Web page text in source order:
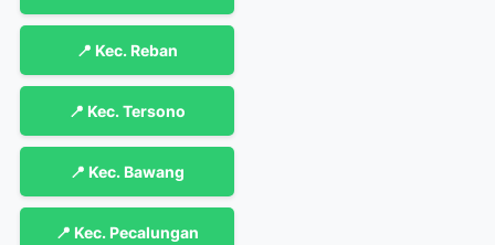
📍 Kec. Reban
📍 Kec. Tersono
📍 Kec. Bawang
📍 Kec. Pecalungan